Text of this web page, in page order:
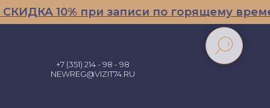
10% при записи по горящему
+7 (351) 214 - 98 - 98
NEWREG@VIZIT74.RU